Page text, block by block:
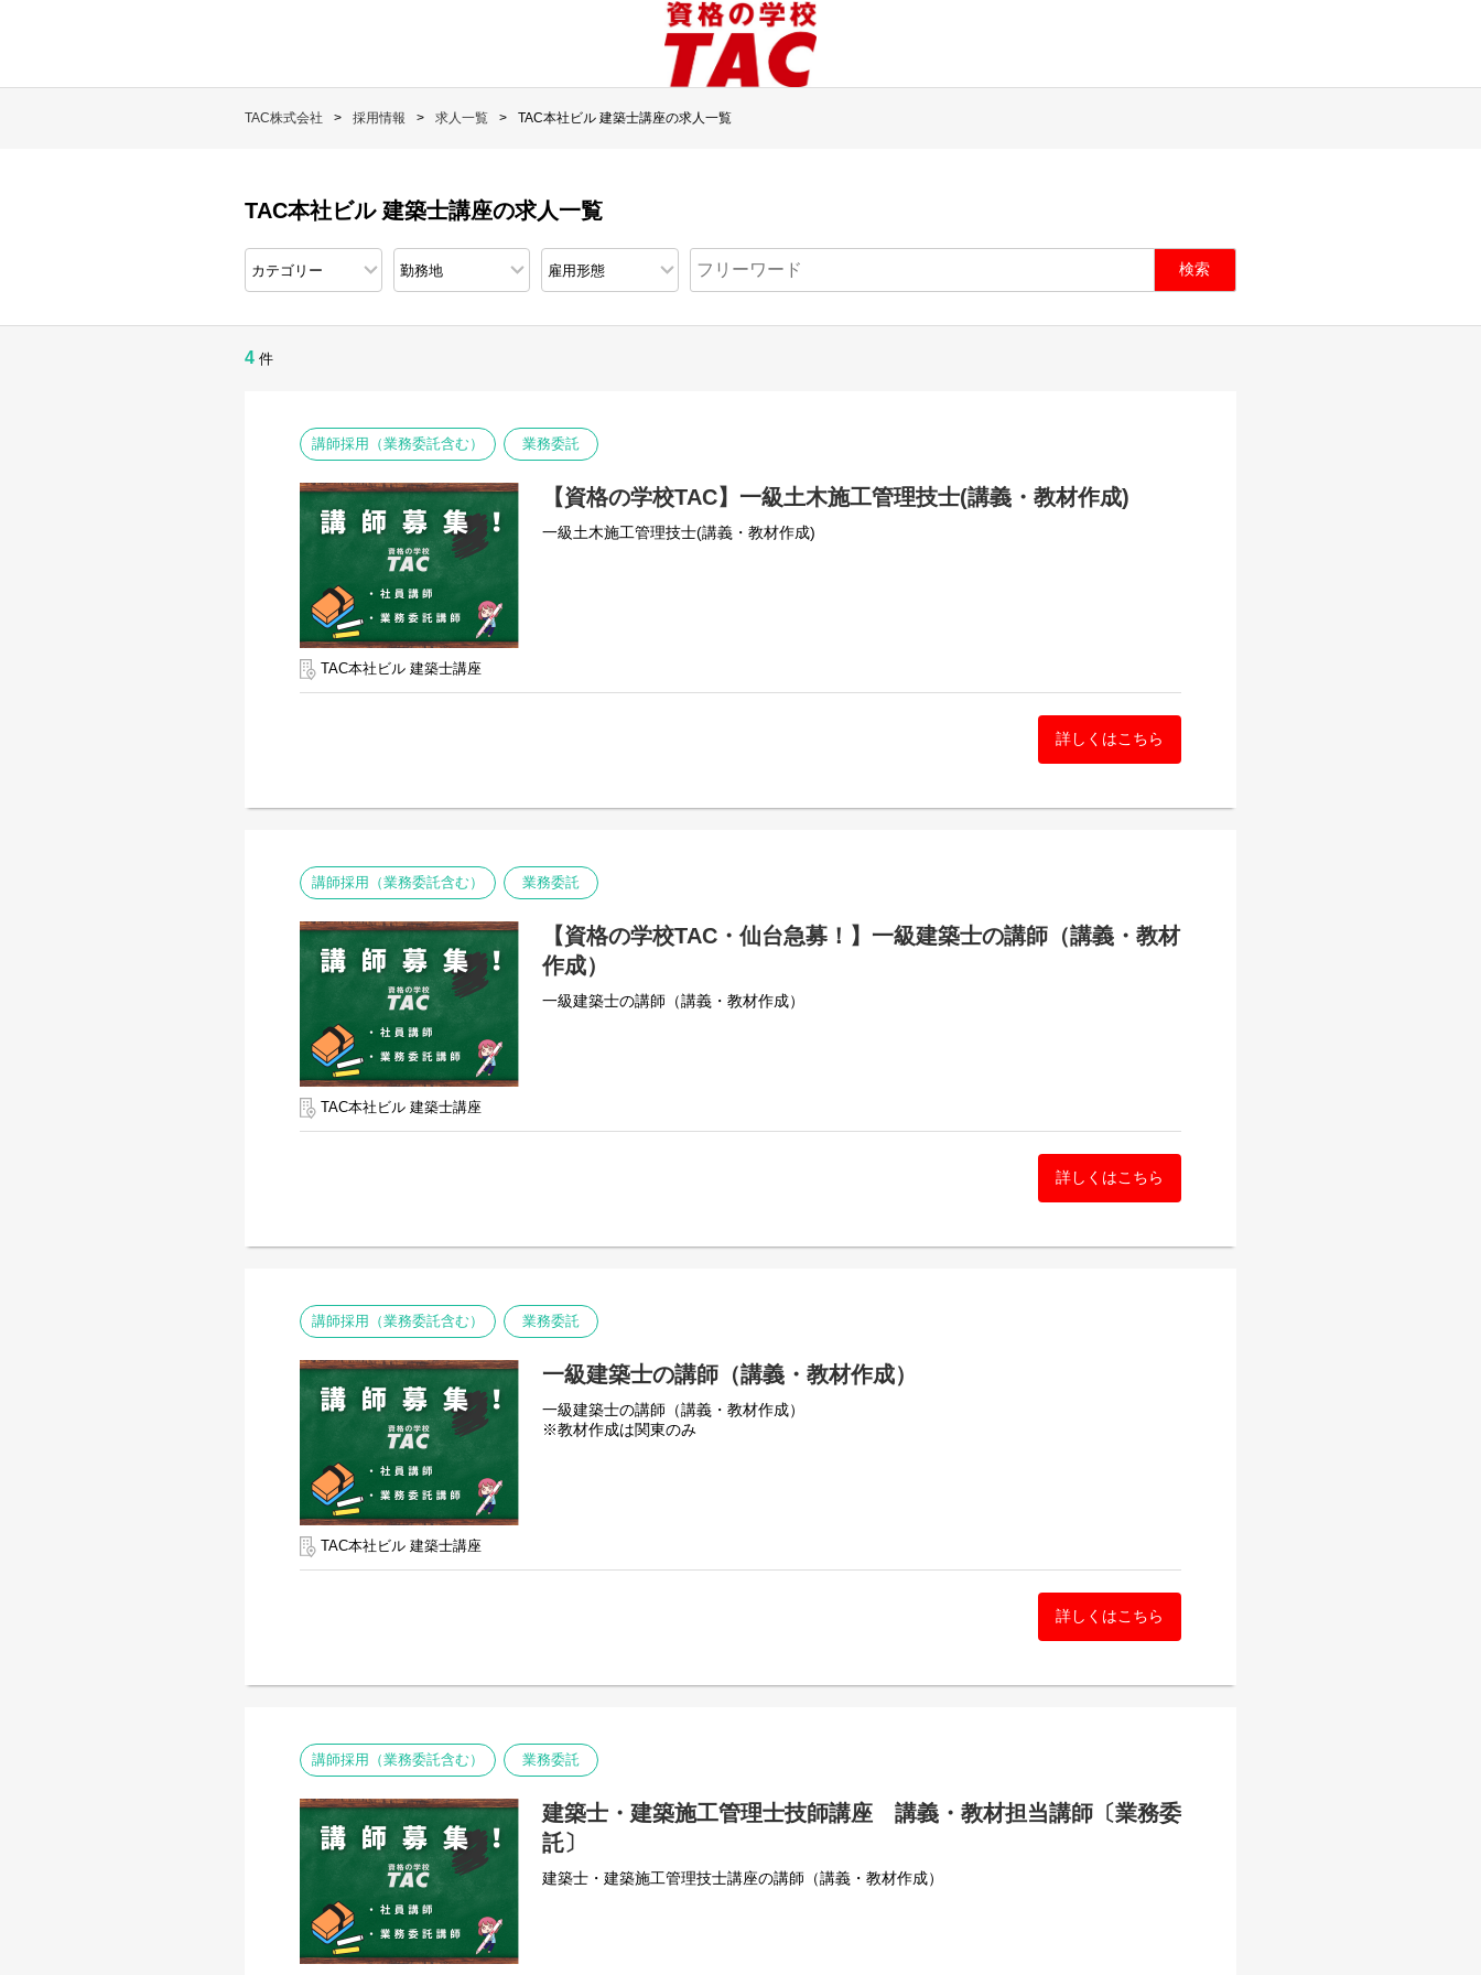
TAC株式会社 採用情報 求人一覧 TAC本社ビル 建築士講座の求人一覧
TAC本社ビル 建築士講座の求人一覧
4 件
講師採用（業務委託含む） 業務委託
【資格の学校TAC】一級土木施工管理技士(講義・教材作成)
一級土木施工管理技士(講義・教材作成)
TAC本社ビル 建築士講座
詳しくはこちら
講師採用（業務委託含む） 業務委託
【資格の学校TAC・仙台急募！】一級建築士の講師（講義・教材
作成）
一級建築士の講師（講義・教材作成）
TAC本社ビル 建築士講座
詳しくはこちら
講師採用（業務委託含む） 業務委託
一級建築士の講師（講義・教材作成）
一級建築士の講師（講義・教材作成）
※教材作成は関東のみ
TAC本社ビル 建築士講座
詳しくはこちら
講師採用（業務委託含む） 業務委託
建築士・建築施工管理士技師講座 講義・教材担当講師〔業務委
託〕
建築士・建築施工管理技士講座の講師（講義・教材作成）